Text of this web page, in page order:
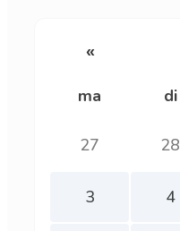
«
ma di
27 28
3 4